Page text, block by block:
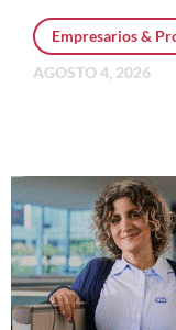
Empresarios &
AGOSTO 4, 2026